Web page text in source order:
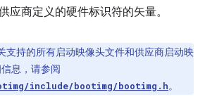
应商定义的硬件标识符的矢量。
支持的所有启动映像头文件和供应商启动映
息，请参阅
include/bootimg/bootimg.h。